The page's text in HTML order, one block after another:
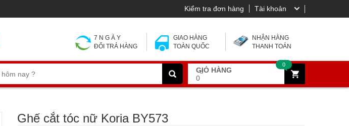
Tài khoản
Kiểm tra đơn hàng
7 N G À Y
ĐỔI TRẢ HÀNG
GIAO HÀNG
TOÀN QUỐC
NHẬN HÀNG
THANH TOÁN
GIỎ HÀNG
0
đ
0
Ghế cắt tóc nữ Koria BY573